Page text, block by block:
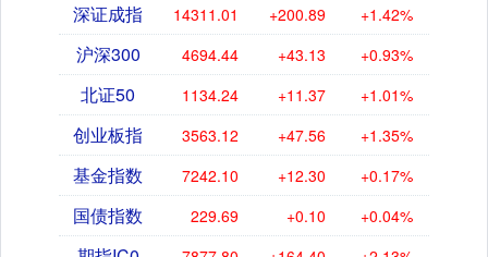
深证成指 14311.01 +200.89 +1.42%
沪深300 4694.44 +43.13 +0.93%
北证50 1134.24 +11.37 +1.01%
创业板指 3563.12 +47.56 +1.35%
基金指数 7242.10 +12.30 +0.17%
国债指数 229.69 +0.10 +0.04%